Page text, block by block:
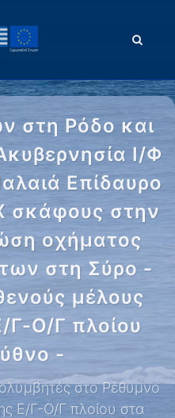
στη Ρόδο και
Ι/Φ
Επίδαυρο
σκάφους στην
οχήματος
στη Σύρο -
μέλους
Ο/Γ πλοίου
-
στο Ρέθυμνο
Ε/Γ-Ο/Γ πλοίου στα